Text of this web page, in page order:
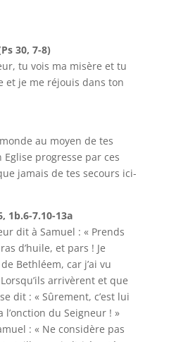
30, 7-8)
tu vois ma misère et tu
et je me réjouis dans ton
au moyen de tes
progresse par ces
jamais de tes secours ici-
1b.6-7.10-13a
dit à Samuel : « Prends
d’huile, et pars ! Je
Bethléem, car j’ai vu
arrivèrent et que
dit : « Sûrement, c’est lui
du Seigneur ! »
: « Ne considère pas